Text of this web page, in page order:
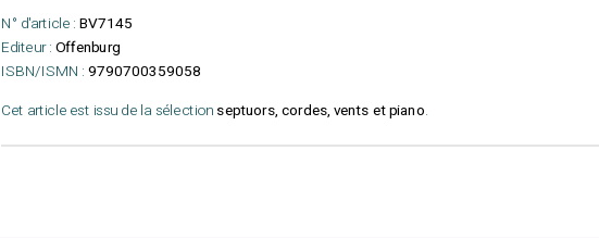
N° d'article : BV7145
Editeur : Offenburg
ISBN/ISMN : 9790700359058
Cet article est issu de la sélection septuors, cordes, vents et piano.